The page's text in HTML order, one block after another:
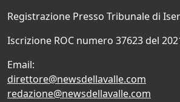
Registrazione Presso Tribunale di
Iscrizione ROC numero 37623 del
Email:
direttore@newsdellavalle.com
redazione@newsdellavalle.com